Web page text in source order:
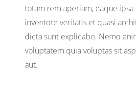
totam rem aperiam, eaque
inventore veritatis et quasi
dicta sunt explicabo. Nemo
voluptatem quia voluptas sit
aut.